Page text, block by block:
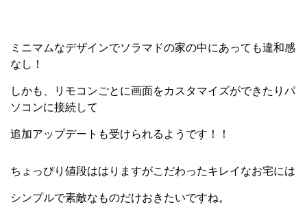
ミニマムなデザインでソラマドの家の中にあっても違和感
なし！
しかも、リモコンごとに画面をカスタマイズができたりパ
ソコンに接続して
追加アップデートも受けられるようです！！
ちょっぴり値段ははりますがこだわったキレイなお宅には
シンプルで素敵なものだけおきたいですね。